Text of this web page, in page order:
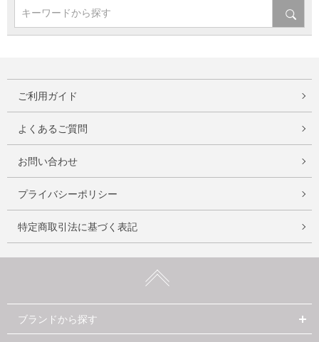
キーワードから探す
ご利用ガイド
よくあるご質問
お問い合わせ
プライバシーポリシー
特定商取引法に基づく表記
ブランドから探す